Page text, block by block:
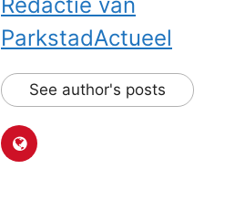
ParkstadActueel
See author's posts